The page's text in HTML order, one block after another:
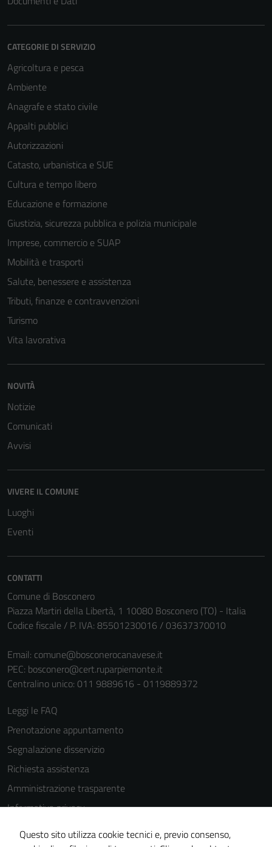
CATEGORIE DI SERVIZIO
Agricoltura e pesca
Ambiente
Anagrafe e stato civile
Appalti pubblici
Autorizzazioni
Catasto, urbanistica e SUE
Cultura e tempo libero
Educazione e formazione
Giustizia, sicurezza pubblica e polizia municipale
Imprese, commercio e SUAP
Mobilità e trasporti
Salute, benessere e assistenza
Tributi, finanze e contravvenzioni
Turismo
Vita lavorativa
NOVITÀ
Notizie
Comunicati
Avvisi
VIVERE IL COMUNE
Luoghi
Eventi
CONTATTI
Comune di Bosconero
Piazza Martiri della Libertà, 1 10080 Bosconero (TO) - Italia
Codice fiscale / P. IVA: 85501230016 / 03637370010
Email: comune@bosconerocanavese.it
PEC: bosconero@cert.ruparpiemonte.it
Centralino unico: 011 9889616 - 0119889372
Leggi le FAQ
Prenotazione appuntamento
Segnalazione disservizio
Richiesta assistenza
Amministrazione trasparente
Informativa privacy
Cookie Policy
Questo sito utilizza cookie tecnici e, previo consenso,